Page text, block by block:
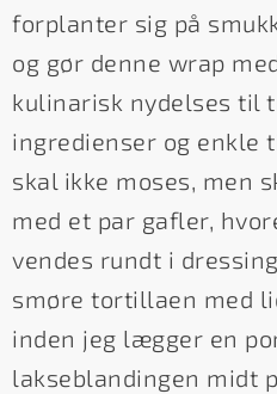
forplanter sig på
og gør denne wrap
kulinarisk nydelses til
ingredienser og enkle
skal ikke moses, men
med et par gafler,
vendes rundt i
smøre tortillaen med
inden jeg lægger en
lakseblandingen midt